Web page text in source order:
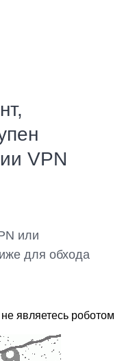
VPN
или
для обхода
являетесь роботом